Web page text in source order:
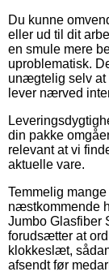
Du kunne
eller ud til dit
en smule mere
uproblematisk.
unægtelig selv at
lever nærved
din pakke
relevant at vi
aktuelle vare.
Temmelig
næstkommende
Jumbo Glasfiber
forudsætter at
klokkeslæt,
afsendt før